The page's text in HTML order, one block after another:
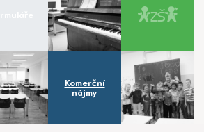
Komerční
nájmy